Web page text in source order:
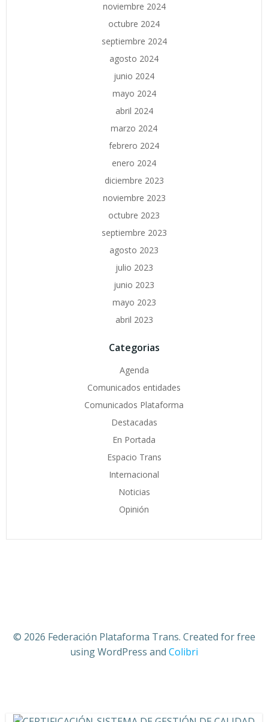
noviembre 2024
octubre 2024
septiembre 2024
agosto 2024
junio 2024
mayo 2024
abril 2024
marzo 2024
febrero 2024
enero 2024
diciembre 2023
noviembre 2023
octubre 2023
septiembre 2023
agosto 2023
julio 2023
junio 2023
mayo 2023
abril 2023
Categorias
Agenda
Comunicados entidades
Comunicados Plataforma
Destacadas
En Portada
Espacio Trans
Internacional
Noticias
Opinión
© 2026 Federación Plataforma Trans. Created for free
using WordPress and Colibri